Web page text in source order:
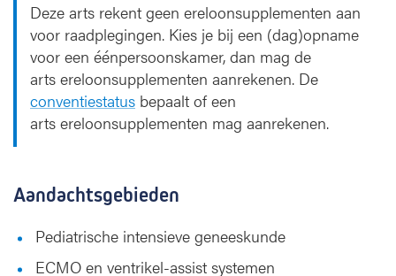
Deze arts rekent geen ereloonsupplementen aan
voor raadplegingen. Kies je bij een (dag)opname
voor een éénpersoonskamer, dan mag de
arts ereloonsupplementen aanrekenen. De
conventiestatus bepaalt of een
arts ereloonsupplementen mag aanrekenen.
Aandachtsgebieden
Pediatrische intensieve geneeskunde
ECMO en ventrikel-assist systemen